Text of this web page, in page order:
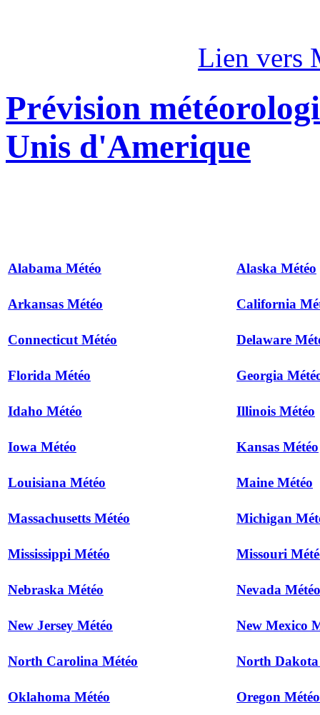
Lien vers
Prévision
Unis d'Amerique
Alabama Météo Alaska Météo
Arkansas Météo California
Connecticut Météo Delaware
Florida Météo Georgia
Idaho Météo Illinois Météo
Iowa Météo Kansas Météo
Louisiana Météo Maine Météo
Massachusetts Météo Michigan
Mississippi Météo Missouri
Nebraska Météo Nevada Météo
New Jersey Météo New Mexico
North Carolina Météo North Dakota
Oklahoma Météo Oregon Météo